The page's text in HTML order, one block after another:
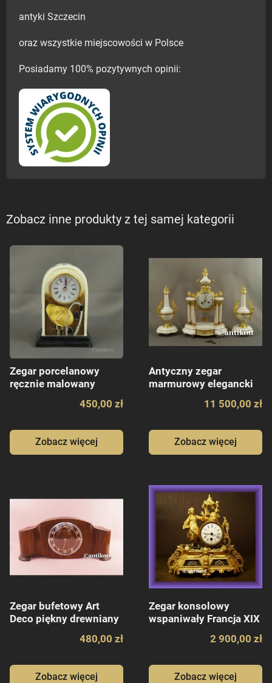
antyki Szczecin
oraz wszystkie miejscowości w Polsce
Posiadamy 100% pozytywnych opinii:
Zobacz inne produkty z tej samej kategorii
Zegar porcelanowy
ręcznie malowany
450,00 zł
Zobacz więcej
Antyczny zegar
marmurowy elegancki
11 500,00 zł
Zobacz więcej
Zegar bufetowy Art
Deco piękny drewniany
480,00 zł
Zobacz więcej
Zegar konsolowy
wspaniwały Francja XIX
2 900,00 zł
Zobacz więcej